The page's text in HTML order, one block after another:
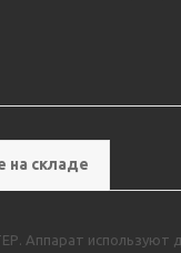
на складе
Аппарат используют